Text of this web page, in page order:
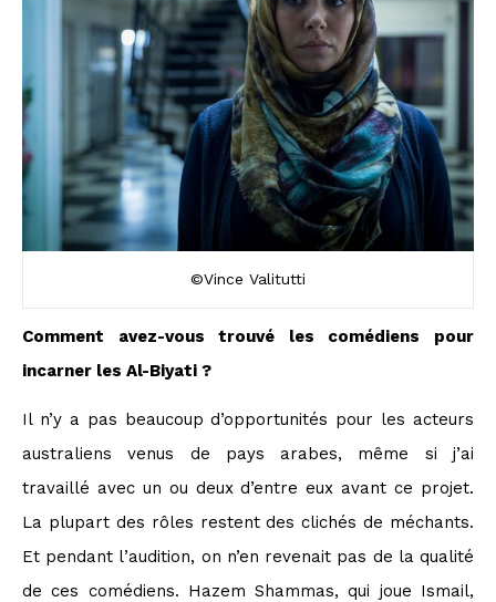
©Vince Valitutti
Comment avez-vous trouvé les comédiens pour
incarner les Al-Biyati ?
Il n’y a pas beaucoup d’opportunités pour les acteurs
australiens venus de pays arabes, même si j’ai
travaillé avec un ou deux d’entre eux avant ce projet.
La plupart des rôles restent des clichés de méchants.
Et pendant l’audition, on n’en revenait pas de la qualité
de ces comédiens. Hazem Shammas, qui joue Ismail,